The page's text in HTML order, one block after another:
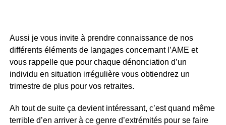
Aussi je vous invite à prendre connaissance de nos
différents éléments de langages concernant l’AME et
vous rappelle que pour chaque dénonciation d’un
individu en situation irrégulière vous obtiendrez un
trimestre de plus pour vos retraites.
Ah tout de suite ça devient intéressant, c’est quand même
terrible d’en arriver à ce genre d’extrémités pour se faire